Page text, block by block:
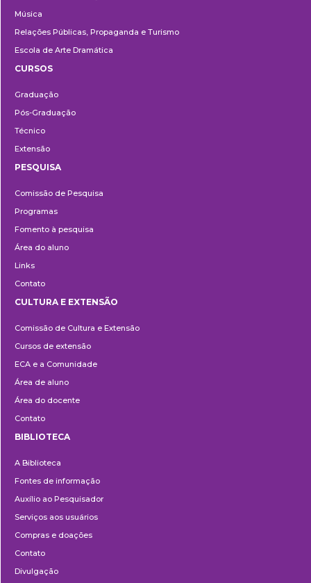
Música
Relações Públicas, Propaganda e Turismo
Escola de Arte Dramática
CURSOS
Graduação
Pós-Graduação
Técnico
Extensão
PESQUISA
Comissão de Pesquisa
Programas
Fomento à pesquisa
Área do aluno
Links
Contato
e
Extensão
CULTURA E EXTENSÃO
Comissão de Cultura e Extensão
Cursos de extensão
ECA e a Comunidade
Área de aluno
Área do docente
Contato
BIBLIOTECA
A Biblioteca
Fontes de informação
Auxílio ao Pesquisador
Serviços aos usuários
Compras e doações
Contato
Divulgação